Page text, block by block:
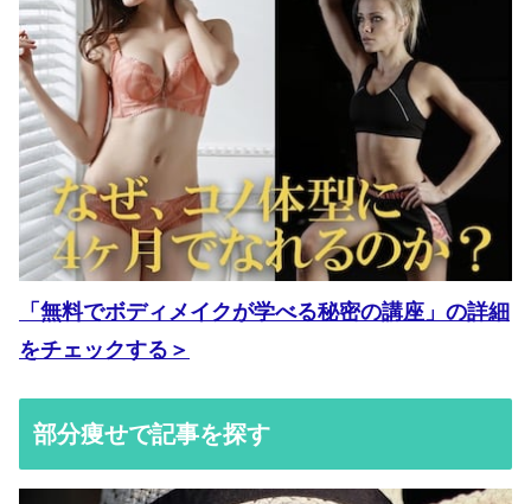
「無料でボディメイクが学べる秘密の講座」の詳細
をチェックする＞
部分痩せで記事を探す